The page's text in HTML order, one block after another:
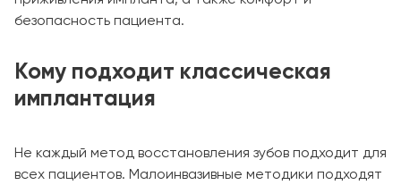
безопасность пациента.
Кому подходит классическая
имплантация
Не каждый метод восстановления зубов подходит для
всех пациентов. Малоинвазивные методики подходят